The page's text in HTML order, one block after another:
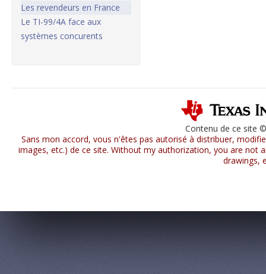
Les revendeurs en France
Le TI-99/4A face aux
systèmes concurents
Contenu de ce site
Sans mon accord, vous n'êtes pas autorisé à distribuer,
images, etc.) de ce site. Without my authorization, you are
drawings,